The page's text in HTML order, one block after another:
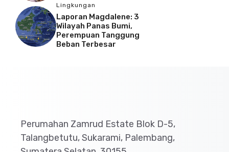
Lingkungan
Laporan Magdalene: 3
Wilayah Panas Bumi,
Perempuan Tanggung
Beban Terbesar
Perumahan Zamrud Estate Blok D-5,
Talangbetutu, Sukarami, Palembang,